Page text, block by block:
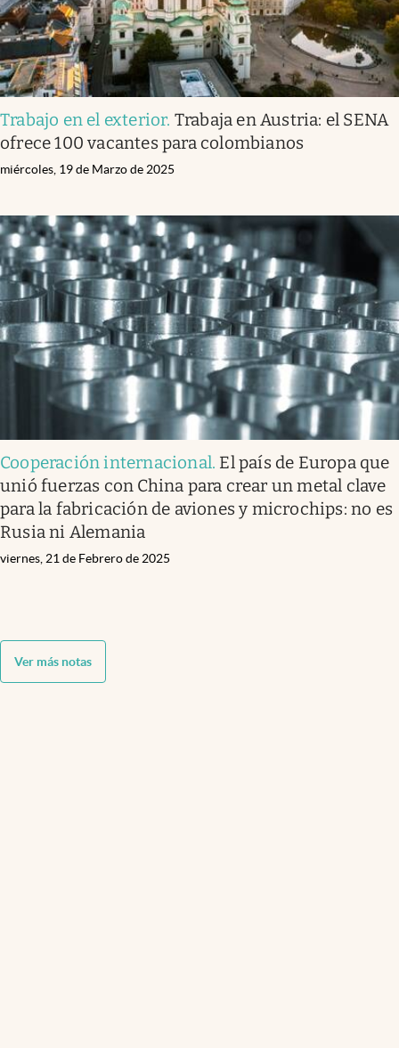
Trabajo en el exterior. Trabaja en Austria: el SENA
ofrece 100 vacantes para colombianos
miércoles, 19 de Marzo de 2025
Cooperación internacional. El país de Europa que
unió fuerzas con China para crear un metal clave
para la fabricación de aviones y microchips: no es
Rusia ni Alemania
viernes, 21 de Febrero de 2025
Ver más notas